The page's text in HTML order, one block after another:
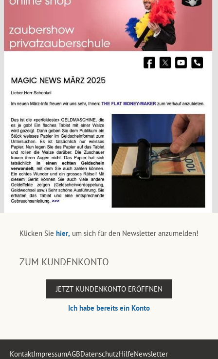
Klicken Sie hier, um sich für den Newsletter anzumelden!
ZUM KUNDENKONTO
JETZT KUNDENKONTO ERÖFFNEN
Ich habe bereits ein Konto
KontaktImpressumAGBDatenschutzHilfeNewsletter